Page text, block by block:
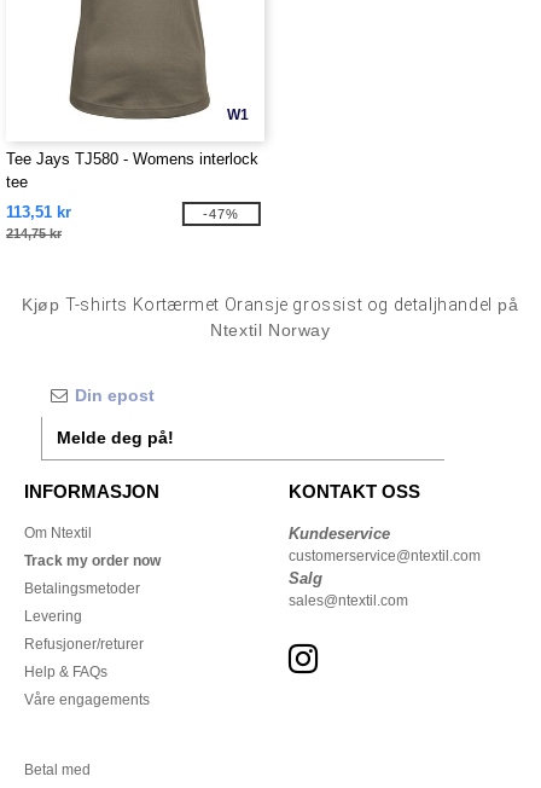
W1
Tee Jays TJ580 - Womens interlock
tee
113,51 kr
214,75 kr
-47%
KjøpT-shirts Kortærmet Oransje grossist og detaljhandel på
Ntextil Norway
Melde deg på!
INFORMASJON
Om Ntextil
Track my order now
Betalingsmetoder
Levering
Refusjoner/returer
Help & FAQs
Våre engagements
KONTAKT OSS
Kundeservice
customerservice@ntextil.com
Salg
sales@ntextil.com
Betal med